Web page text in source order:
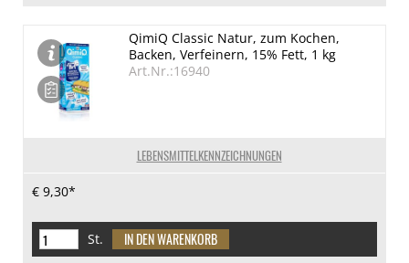
LEBENSMITTELKENNZEICHNUNGEN
QimiQ Classic Natur, zum Kochen,
Backen, Verfeinern, 15% Fett, 1 kg
Art.Nr.:16940
€ 9,30*
St.